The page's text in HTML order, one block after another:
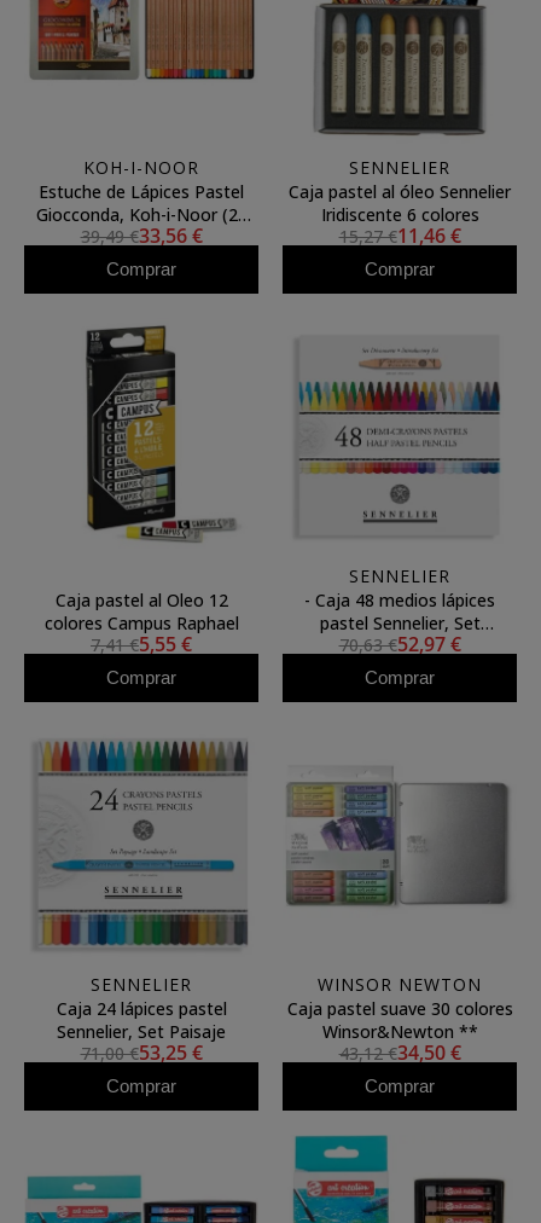
KOH-I-NOOR
Estuche de Lápices Pastel
Giocconda, Koh-i-Noor (24
colores)
39,49 €33,56 €
Comprar
SENNELIER
Caja pastel al óleo Sennelier
Iridiscente 6 colores
15,27 €11,46 €
Comprar
Caja pastel al Oleo 12
colores Campus Raphael
7,41 €5,55 €
Comprar
SENNELIER
- Caja 48 medios lápices
pastel Sennelier, Set
Introductorio
70,63 €52,97 €
Comprar
SENNELIER
Caja 24 lápices pastel
Sennelier, Set Paisaje
71,00 €53,25 €
Comprar
WINSOR NEWTON
Caja pastel suave 30 colores
Winsor&Newton **
43,12 €34,50 €
Comprar